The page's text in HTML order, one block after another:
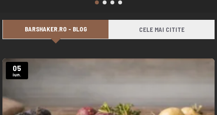
BARSHAKER.RO - BLOG CELE MAI CITITE
05
iun.